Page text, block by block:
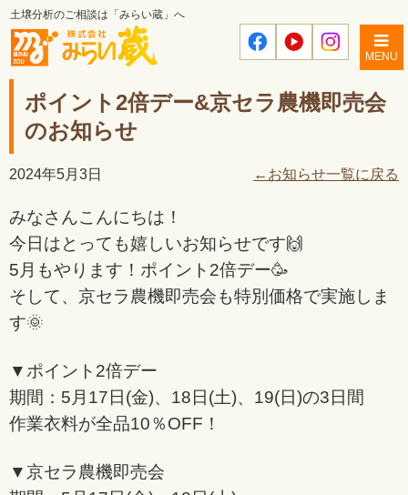
土壌分析のご相談は「みらい蔵」へ
MENU
ポイント2倍デー&京セラ農機即売会
のお知らせ
2024年5月3日 ←お知らせ一覧に戻る
みなさんこんにちは！
今日はとっても嬉しいお知らせです🙌
5月もやります！ポイント2倍デー🥳
そして、京セラ農機即売会も特別価格で実施しま
す🌞
▼ポイント2倍デー
期間：5月17日(金)、18日(土)、19(日)の3日間
作業衣料が全品10％OFF！
▼京セラ農機即売会